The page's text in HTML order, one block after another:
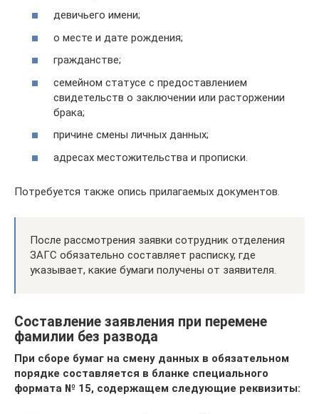
девичьего имени;
о месте и дате рождения;
гражданстве;
семейном статусе с предоставлением
свидетельств о заключении или расторжении
брака;
причине смены личных данных;
адресах местожительства и прописки.
Потребуется также опись прилагаемых документов.
После рассмотрения заявки сотрудник отделения
ЗАГС обязательно составляет расписку, где
указывает, какие бумаги получены от заявителя.
Составление заявления при перемене
фамилии без развода
При сборе бумаг на смену данных в обязательном
порядке составляется в бланке специального
формата № 15, содержащем следующие реквизиты: